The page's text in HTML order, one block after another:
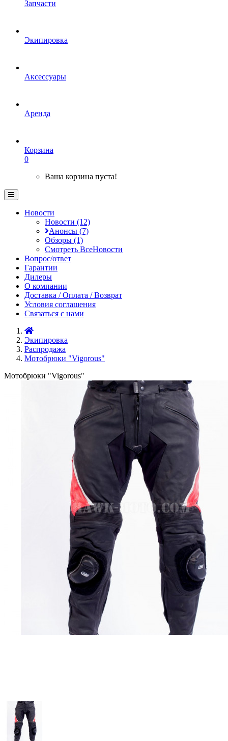
Запчасти
Экипировка
Аксессуары
Аренда
Корзина
0
Ваша корзина пуста!
Новости
Новости (12)
Анонсы (7)
Обзоры (1)
Смотреть ВсеНовости
Вопрос/ответ
Гарантии
Дилеры
О компании
Доставка / Оплата / Возврат
Условия соглашения
Связаться с нами
Экипировка
Распродажа
Мотобрюки "Vigorous"
Мотобрюки "Vigorous"